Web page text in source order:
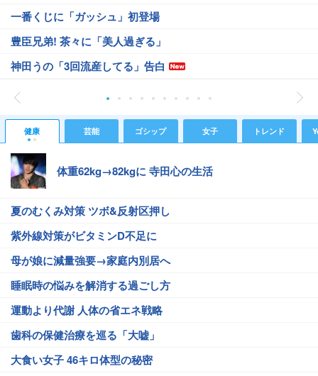
一番くじに「ガッシュ」初登場
豊臣兄弟! 茶々に「美人過ぎる」
神田うの「3回流産してる」告白
健康 芸能 ゴシップ 女子 トレンド
体重62kg→82kgに 寺田心の生活
夏のむくみ対策 ツボ&反射区押し
紫外線対策がビタミンD不足に
母が娘に減量強要→家庭内別居へ
睡眠時の悩みを解消する過ごし方
運動より代謝 人体の省エネ戦略
歯科の保健治療を巡る「大嘘」
大食い女子 46キロ体型の秘密